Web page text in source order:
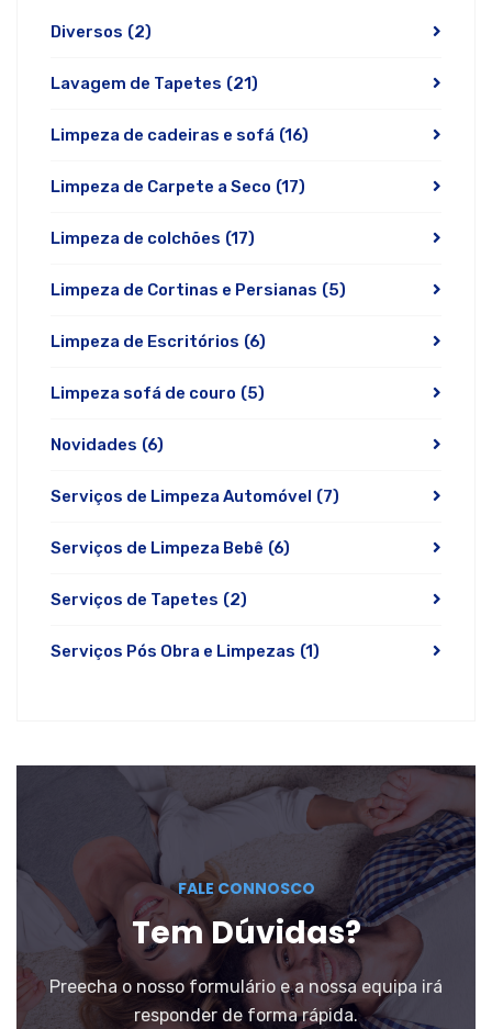
Diversos (2)
Lavagem de Tapetes (21)
Limpeza de cadeiras e sofá (16)
Limpeza de Carpete a Seco (17)
Limpeza de colchões (17)
Limpeza de Cortinas e Persianas (5)
Limpeza de Escritórios (6)
Limpeza sofá de couro (5)
Novidades (6)
Serviços de Limpeza Automóvel (7)
Serviços de Limpeza Bebê (6)
Serviços de Tapetes (2)
Serviços Pós Obra e Limpezas (1)
FALE CONNOSCO
Tem Dúvidas?
Preecha o nosso formulário e a nossa equipa irá
responder de forma rápida.